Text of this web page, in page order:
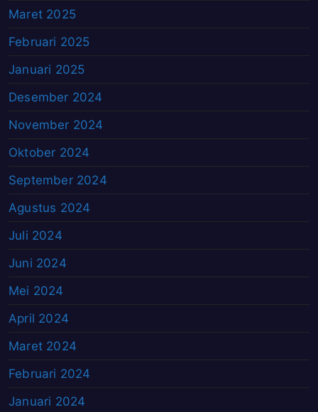
Maret 2025
Februari 2025
Januari 2025
Desember 2024
November 2024
Oktober 2024
September 2024
Agustus 2024
Juli 2024
Juni 2024
Mei 2024
April 2024
Maret 2024
Februari 2024
Januari 2024